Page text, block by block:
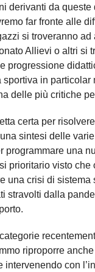
derivanti da
far fronte alle
si troveranno
Allievi o altri si
progressione
in
delle più critiche
certa per
sintesi delle
programmare una
prioritario visto
una crisi di
stravolti dalla
riproporre
con